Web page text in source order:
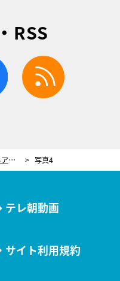
RSS
facebook
斎藤ちはるアナ、帰宅後の“ルーティン”明かす「ONとOFFの切り替えは凄まじいです」 写真4
テレ朝動画
サイト利用規約